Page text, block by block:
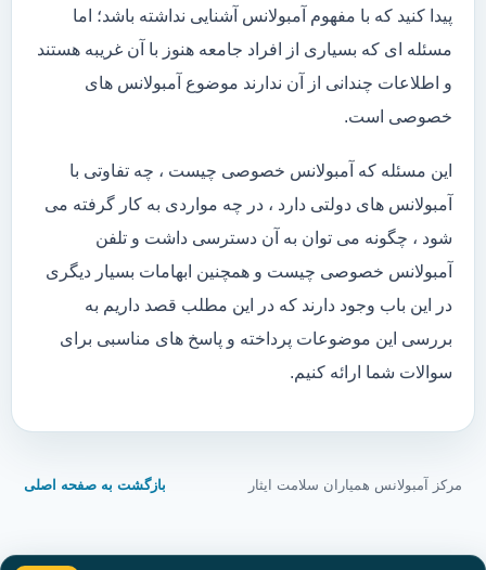
پیدا کنید که با مفهوم آمبولانس آشنایی نداشته باشد؛ اما
مسئله ای که بسیاری از افراد جامعه هنوز با آن غریبه هستند
و اطلاعات چندانی از آن ندارند موضوع آمبولانس های
خصوصی است.
این مسئله که آمبولانس خصوصی چیست ، چه تفاوتی با
آمبولانس های دولتی دارد ، در چه مواردی به کار گرفته می
شود ، چگونه می توان به آن دسترسی داشت و تلفن
آمبولانس خصوصی چیست و همچنین ابهامات بسیار دیگری
در این باب وجود دارند که در این مطلب قصد داریم به
بررسی این موضوعات پرداخته و پاسخ های مناسبی برای
سوالات شما ارائه کنیم.
مرکز آمبولانس همیاران سلامت ایثار بازگشت به صفحه اصلی